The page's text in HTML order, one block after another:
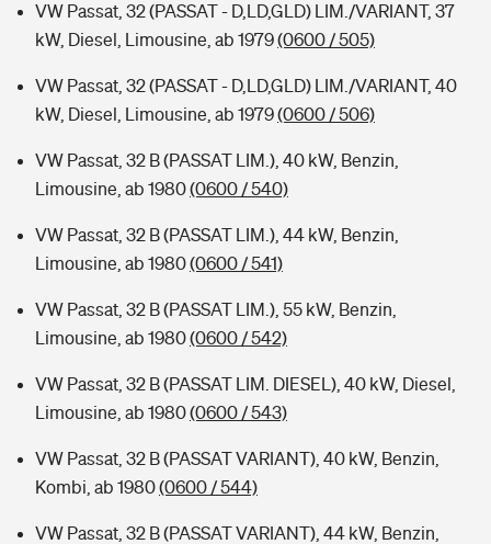
VW Passat, 32 (PASSAT - D,LD,GLD) LIM./VARIANT, 37
kW, Diesel, Limousine, ab 1979(0600 / 505)
VW Passat, 32 (PASSAT - D,LD,GLD) LIM./VARIANT, 40
kW, Diesel, Limousine, ab 1979(0600 / 506)
VW Passat, 32 B (PASSAT LIM.), 40 kW, Benzin,
Limousine, ab 1980(0600 / 540)
VW Passat, 32 B (PASSAT LIM.), 44 kW, Benzin,
Limousine, ab 1980(0600 / 541)
VW Passat, 32 B (PASSAT LIM.), 55 kW, Benzin,
Limousine, ab 1980(0600 / 542)
VW Passat, 32 B (PASSAT LIM. DIESEL), 40 kW, Diesel,
Limousine, ab 1980(0600 / 543)
VW Passat, 32 B (PASSAT VARIANT), 40 kW, Benzin,
Kombi, ab 1980(0600 / 544)
VW Passat, 32 B (PASSAT VARIANT), 44 kW, Benzin,